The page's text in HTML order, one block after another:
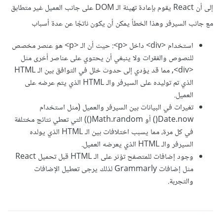
إلى أن React يقوم بإعادة تهيئة الـ DOM على جانب العميل غير متطابق
مع جانب السيرفر وهذا الخطأ يمكن أن يكون ناتجًا عن عدة أسباب
استخدام <div> داخل <p>: حيث أن الـ <p> هو عنصر مخصص
للنصوص والفقرات ولا ينبغي أن يحتوي على عناصر أخرى مثل
<div>, مما قد يؤدي إلى حدوث خلل في التوافق بين الـ HTML
الذي تم توليده على السيرفر والـ HTML الذي يتم عرضه على
العميل.
تغيرات في البيانات بين السيرفر والعميل (مثل استخدام
Date.now() أو Math.random()) التي تعطي نتائج مختلفة
في كل مرة، مما يسبب اختلافات بين الـ HTML الذي يولده
السيرفر والـ HTML الذي يعرضه العميل.
وجود إضافات للمتصفح تؤثر على الـ HTML قبل تحميل React
مثل إضافات Grammarly لذلك يرجى تعطيل الإضافات
والتجربة.